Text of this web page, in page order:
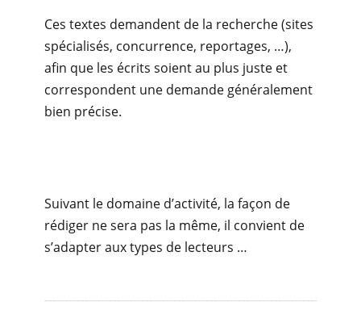
Ces textes demandent de la recherche (sites
spécialisés, concurrence, reportages, …),
afin que les écrits soient au plus juste et
correspondent une demande généralement
bien précise.
Suivant le domaine d’activité, la façon de
rédiger ne sera pas la même, il convient de
s’adapter aux types de lecteurs …